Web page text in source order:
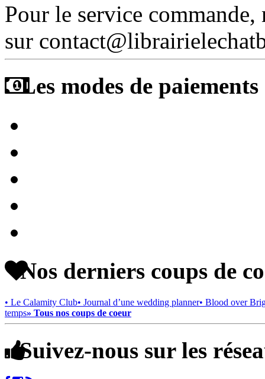
Pour le service
sur
Les modes de
Nos derniers coups de
• Le Calamity Club• Journal d’une wedding planner• Blood over
temps» Tous nos coups de coeur
Suivez-nous sur les